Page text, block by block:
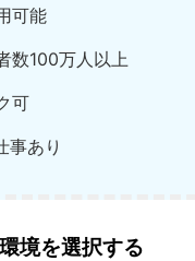
可能
数100万人以上
可
事あり
境を選択する